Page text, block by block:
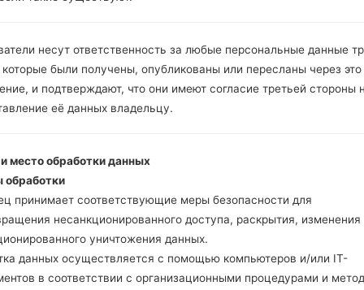
несут ответственность за любые персональные данные
которые были получены, опубликованы или пересланы через это
и подтверждают, что они имеют согласие третьей стороны
её данных владельцу.
место обработки данных
принимает соответствующие меры безопасности для
несанкционированного доступа, раскрытия, изменения
уничтожения данных.
данных осуществляется с помощью компьютеров и/или IT-
в соответствии с организационными процедурами и